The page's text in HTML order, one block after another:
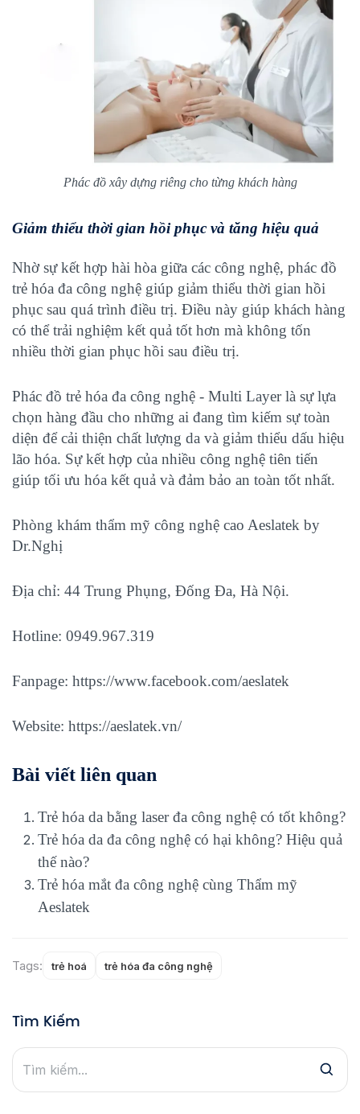
Phác đồ xây dựng riêng cho từng khách hàng
Giảm thiểu thời gian hồi phục và tăng hiệu quả
Nhờ sự kết hợp hài hòa giữa các công nghệ, phác đồ
trẻ hóa đa công nghệ giúp giảm thiểu thời gian hồi
phục sau quá trình điều trị. Điều này giúp khách hàng
có thể trải nghiệm kết quả tốt hơn mà không tốn
nhiều thời gian phục hồi sau điều trị.
Phác đồ trẻ hóa đa công nghệ - Multi Layer là sự lựa
chọn hàng đầu cho những ai đang tìm kiếm sự toàn
diện để cải thiện chất lượng da và giảm thiểu dấu hiệu
lão hóa. Sự kết hợp của nhiều công nghệ tiên tiến
giúp tối ưu hóa kết quả và đảm bảo an toàn tốt nhất.
Phòng khám thẩm mỹ công nghệ cao Aeslatek by
Dr.Nghị
Địa chỉ: 44 Trung Phụng, Đống Đa, Hà Nội.
Hotline: 0949.967.319
Fanpage: https://www.facebook.com/aeslatek
Website: https://aeslatek.vn/
Bài viết liên quan
Trẻ hóa da bằng laser đa công nghệ có tốt không?
Trẻ hóa da đa công nghệ có hại không? Hiệu quả
thế nào?
Trẻ hóa mắt đa công nghệ cùng Thẩm mỹ
Aeslatek
Tags: trẻ hoá trẻ hóa đa công nghệ
Tìm Kiếm